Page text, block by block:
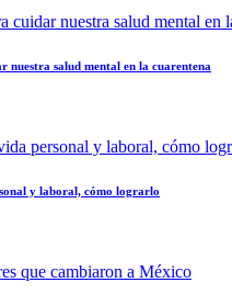
nuestra salud mental en la cuarentena
y laboral, cómo lograrlo